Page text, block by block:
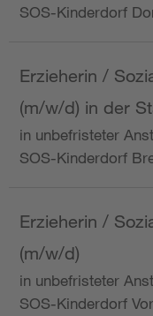
SOS-Kinderdorf
Erzieherin /
(m/w/d) in der
in unbefristeter
SOS-Kinderdorf
Erzieherin /
(m/w/d)
in unbefristeter
SOS-Kinderdorf